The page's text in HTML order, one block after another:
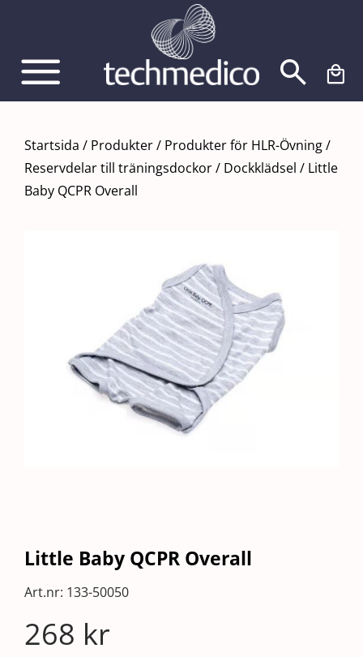
innehållet
Startsida / Produkter/ Produkter för HLR-Övning/
Reservdelar till träningsdockor/ Dockklädsel / Little
Baby QCPR Overall
Little Baby QCPR Overall
Art.nr: 133-50050
268 kr